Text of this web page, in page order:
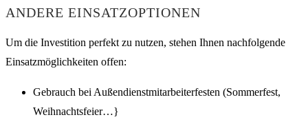
ANDERE EINSATZOPTIONEN
Um die Investition perfekt zu nutzen, stehen Ihnen nachfolgende
Einsatzmöglichkeiten offen:
Gebrauch bei Außendienstmitarbeiterfesten (Sommerfest,
Weihnachtsfeier…}